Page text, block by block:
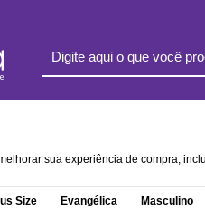
sua experiência de compra,
Size Evangélica Masculino